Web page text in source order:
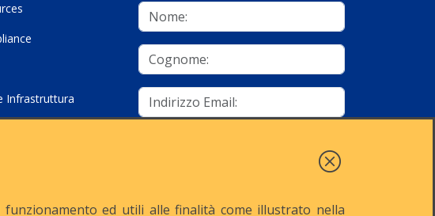
Infrastruttura
e Licenze
ed utili alle finalità come illustrato nella